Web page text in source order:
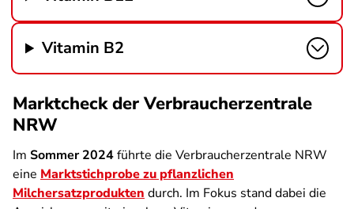
Vitamin B2
Marktcheck der Verbraucherzentrale
NRW
Im Sommer 2024führte die Verbraucherzentrale NRW
eine Marktstichprobe zu pflanzlichen
Milchersatzprodukten durch. Im Fokus stand dabei die